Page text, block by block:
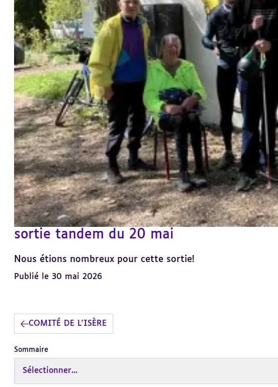
sortie tandem du 20 mai
Nous étions nombreux pour cette sortie!
Publié le 30 mai 2026
COMITÉ DE L'ISÈRE
Sommaire
Sélectionner...